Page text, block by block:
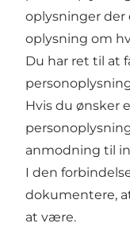
oplysninger
oplysning om
Du har ret til at
Hvis du ønsker
anmodning til
I den
dokumentere,
at være.